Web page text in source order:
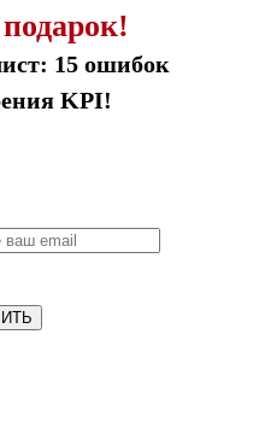
15 ошибок
KPI!